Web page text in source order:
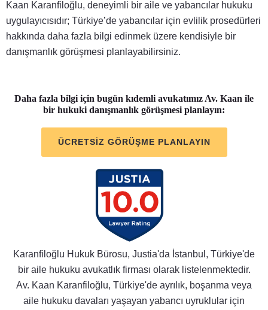
Kaan Karanfiloğlu, deneyimli bir aile ve yabancılar hukuku
uygulayıcısıdır; Türkiye’de yabancılar için evlilik prosedürleri
hakkında daha fazla bilgi edinmek üzere kendisiyle bir
danışmanlık görüşmesi planlayabilirsiniz.
Daha fazla bilgi için bugün kıdemli avukatımız Av. Kaan ile
bir hukuki danışmanlık görüşmesi planlayın:
ÜCRETSİZ GÖRÜŞME PLANLAYIN
Karanfiloğlu Hukuk Bürosu, Justia'da İstanbul, Türkiye'de
bir aile hukuku avukatlık firması olarak listelenmektedir.
Av. Kaan Karanfiloğlu, Türkiye'de ayrılık, boşanma veya
aile hukuku davaları yaşayan yabancı uyruklular için